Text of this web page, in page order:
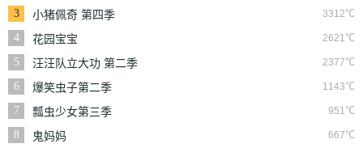
崛起
3 3312℃
小猪佩奇 第四季
4
2621℃
花园宝宝
5
2377℃
汪汪队立大功 第二季
6
1143℃
爆笑虫子第二季
7
951℃
瓢虫少女第三季
8
667℃
鬼妈妈